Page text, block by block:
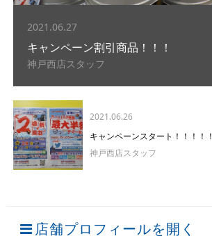
2021.06.27
キャンペーン割引商品！！！
神戸西店スタッフ
2021.06.26
キャンペーンスタート！！！！！
神戸西店スタッフ
店舗プロフィールを開く